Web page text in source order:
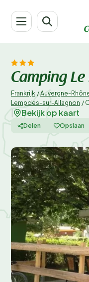
Camping
Frankrijk /Auvergne-
Lempdes-sur-Allagnon /
Bekijk op kaart
Delen Opslaan